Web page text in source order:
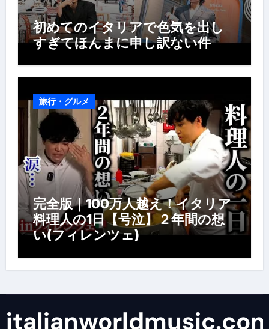
初めてのイタリアで色気を出し
すぎてほんまに申し訳ない件
旅行・グルメ
完全版｜100万人越え！イタリア
料理人の1日【号泣】２年間の想
い(フィレンツェ)